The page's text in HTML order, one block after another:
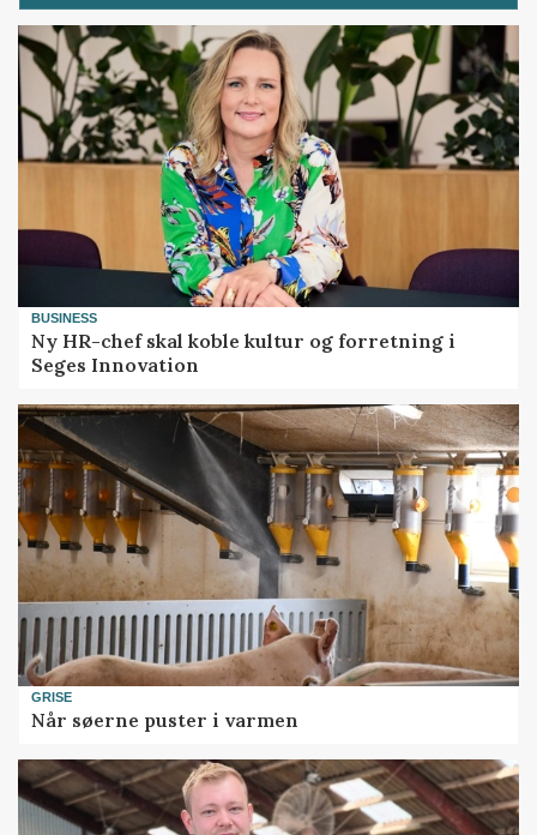
BUSINESS
Ny HR-chef skal koble kultur og forretning i
Seges Innovation
GRISE
Når søerne puster i varmen